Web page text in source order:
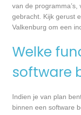
van de
gebracht. Kijk gerust
Valkenburg om een
Welke
software
Indien je van plan
binnen een software